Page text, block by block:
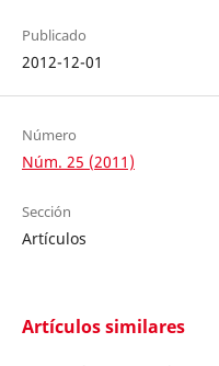
Publicado
2012-12-01
Número
Núm. 25 (2011)
Sección
Artículos
Artículos similares